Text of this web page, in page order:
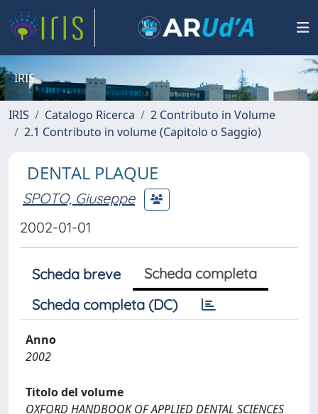
IRIS
IRIS Catalogo Ricerca
2 Contributo in Volume
2.1 Contributo in volume (Capitolo o Saggio)
DENTAL PLAQUE
SPOTO, Giuseppe
2002-01-01
Scheda breve
Scheda completa
Scheda completa (DC)
Anno
2002
Titolo del volume
OXFORD HANDBOOK OF APPLIED DENTAL SCIENCES